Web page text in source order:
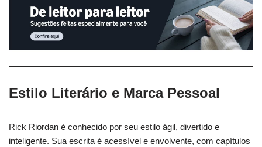
Estilo Literário e Marca Pessoal
Rick Riordan é conhecido por seu estilo ágil, divertido e
inteligente. Sua escrita é acessível e envolvente, com capítulos